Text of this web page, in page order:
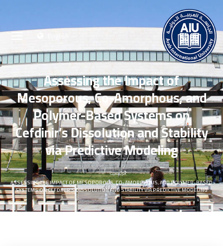
Assessing the Impact of
Mesoporous, Co-Amorphous, and
Polymer-Based Systems on
Cefdinir’s Dissolution and Stability
via Predictive Modeling
الرئيسية
ASSESSING THE IMPACT OF MESOPOROUS, CO-AMORPHOUS, AND POLYMER-BASED
SYSTEMS ON CEFDINIR’S DISSOLUTION AND STABILITY VIA PREDICTIVE MODELING